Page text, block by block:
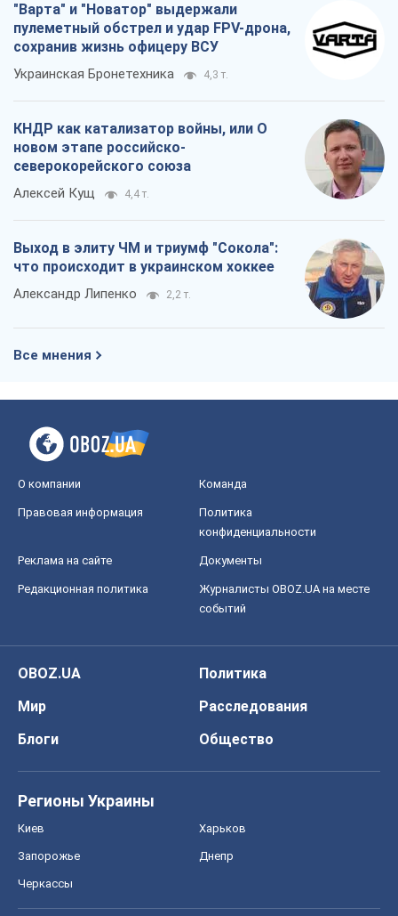
"Варта" и "Новатор" выдержали
пулеметный обстрел и удар FPV-дрона,
сохранив жизнь офицеру ВСУ
Украинская Бронетехника 4,3 т.
КНДР как катализатор войны, или О
новом этапе российско-
северокорейского союза
Алексей Кущ 4,4 т.
Выход в элиту ЧМ и триумф "Сокола":
что происходит в украинском хоккее
Александр Липенко 2,2 т.
Все мнения
О компании Команда
Правовая информация
Политика
конфиденциальности
Реклама на сайте Документы
Редакционная политика
Журналисты OBOZ.UA на месте
событий
OBOZ.UA
Политика
Мир
Расследования
Блоги
Общество
Регионы Украины
Киев Харьков
Запорожье Днепр
Черкассы